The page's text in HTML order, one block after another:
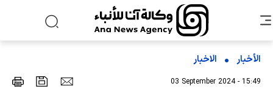
الأخبار الاخبار
03 September 2024 - 15:49